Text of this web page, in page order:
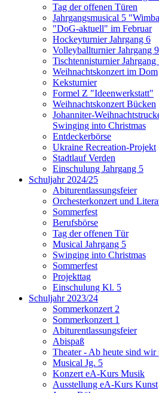
Tag der offenen Türen
Jahrgangsmusical 5
"DoG-aktuell" im Februar
Hockeyturnier Jahrgang 6
Volleyballturnier Jahrgang 9
Tischtennisturnier Jahrgang
Weihnachtskonzert im Dom
Keksturnier
Formel Z "Ideenwerkstatt"
Weihnachtskonzert Bücken
Johanniter-
Swinging into Christmas
Entdeckerbörse
Ukraine Recreation-Projekt
Stadtlauf Verden
Einschulung Jahrgang 5
Schuljahr 2024/25
Abiturentlassungsfeier
Orchesterkonzert und
Sommerfest
Berufsbörse
Tag der offenen Tür
Musical Jahrgang 5
Swinging into Christmas
Sommerfest
Projekttag
Einschulung Kl. 5
Schuljahr 2023/24
Sommerkonzert 2
Sommerkonzert 1
Abiturentlassungsfeier
Abispaß
Theater - Ab heute sind wir
Musical Jg. 5
Konzert eA-Kurs Musik
Ausstellung eA-Kurs Kunst